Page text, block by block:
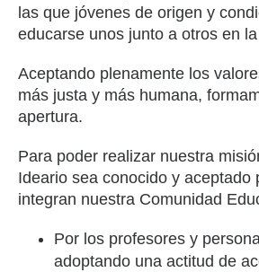
las que jóvenes de origen y
educarse unos junto a otros en
Aceptando plenamente los
más justa y más humana,
apertura.
Para poder realizar nuestra
Ideario sea conocido y
integran nuestra Comunidad
Por los profesores y
adoptando una actitud de